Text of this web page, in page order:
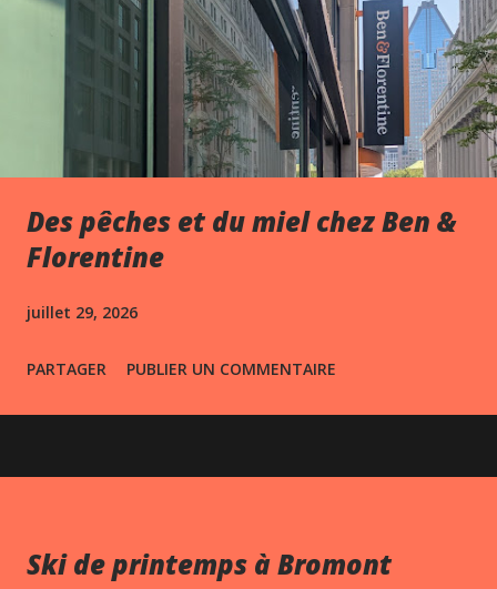
Des pêches et du miel chez Ben &
Florentine
juillet 29, 2026
PARTAGER PUBLIER UN COMMENTAIRE
Ski de printemps à Bromont